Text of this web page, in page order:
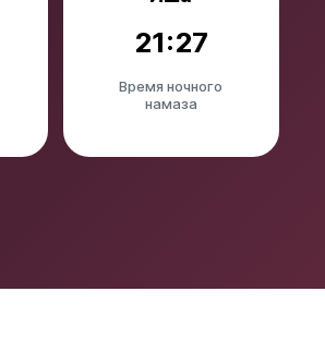
21:27
Время ночного
намаза